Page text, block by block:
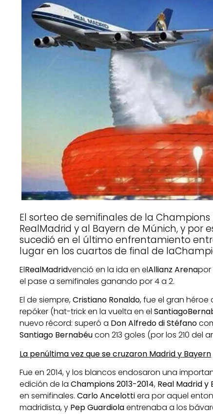
El sorteo de semifinales de la
RealMadrid y al Bayern de Múnich, y por
sucedió en el último enfrentamiento
lugar en los cuartos de final de
ElRealMadridvenció en la ida en elAllianz Arenapor
el pase a semifinales ganando por 4 a 2.
El de siempre,Cristiano Ronaldo, fue el gran
repóker (hat-trick en la vuelta en el Santiago
nuevo récord: superó a Don Alfredo di Stéfano
Santiago Bernabéucon 213 goles (por los 210 del
La penúltima vez que se cruzaron Madrid y Bayern
Fue en 2014, y los blancos endosaron una
edición de la Champions 2013-2014, Real Madrid y
en semifinales. Carlo Ancelottiera por aquel
madridista, y Pep Guardiolaentrenaba a los